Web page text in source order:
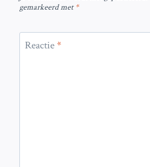
gemarkeerd met*
Reactie*